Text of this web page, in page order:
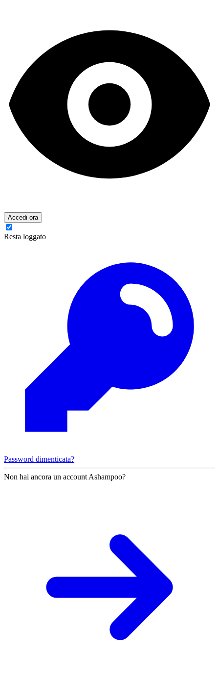
Accedi ora
Resta loggato
Password dimenticata?
Non hai ancora un account Ashampoo?